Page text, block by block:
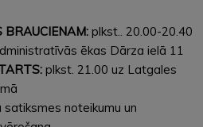
BRAUCIENAM: plkst.. 20.00-20.40
ēkas Dārza ielā 11
plkst. 21.00 uz Latgales
satiksmes noteikumu un